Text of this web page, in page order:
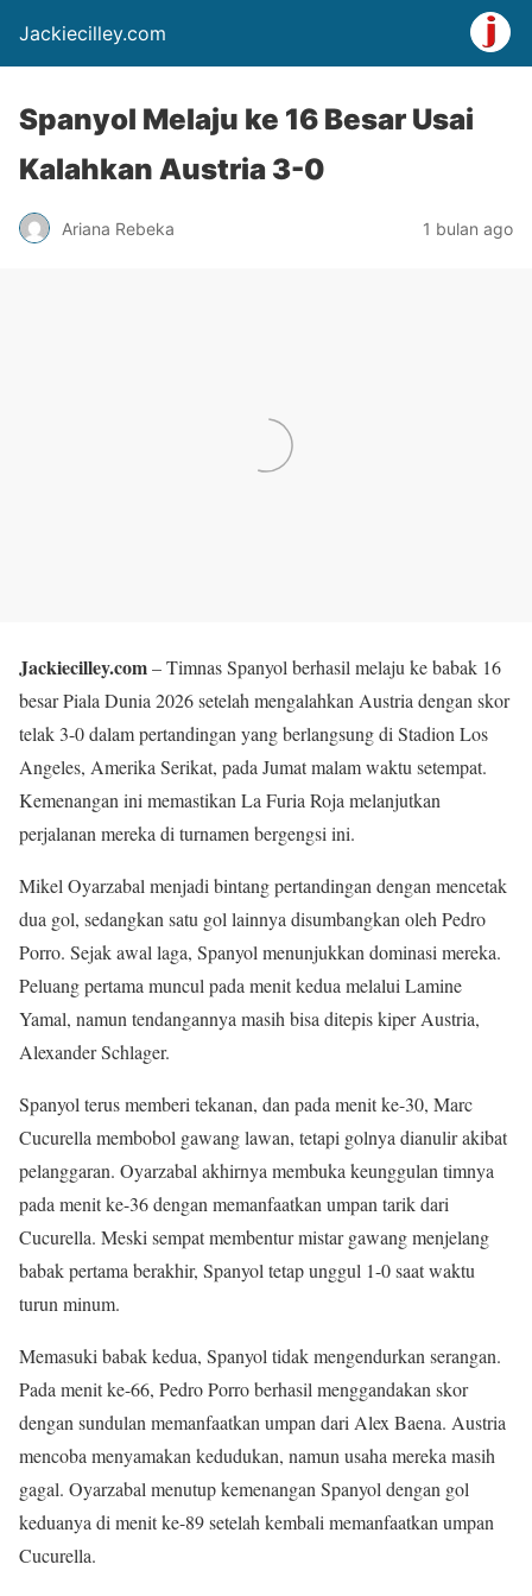
Jackiecilley.com
Spanyol Melaju ke 16 Besar Usai
Kalahkan Austria 3-0
Ariana Rebeka 1 bulan ago
Jackiecilley.com– Timnas Spanyol berhasil melaju ke babak 16
besar Piala Dunia 2026 setelah mengalahkan Austria dengan skor
telak 3-0 dalam pertandingan yang berlangsung di Stadion Los
Angeles, Amerika Serikat, pada Jumat malam waktu setempat.
Kemenangan ini memastikan La Furia Roja melanjutkan
perjalanan mereka di turnamen bergengsi ini.
Mikel Oyarzabal menjadi bintang pertandingan dengan mencetak
dua gol, sedangkan satu gol lainnya disumbangkan oleh Pedro
Porro. Sejak awal laga, Spanyol menunjukkan dominasi mereka.
Peluang pertama muncul pada menit kedua melalui Lamine
Yamal, namun tendangannya masih bisa ditepis kiper Austria,
Alexander Schlager.
Spanyol terus memberi tekanan, dan pada menit ke-30, Marc
Cucurella membobol gawang lawan, tetapi golnya dianulir akibat
pelanggaran. Oyarzabal akhirnya membuka keunggulan timnya
pada menit ke-36 dengan memanfaatkan umpan tarik dari
Cucurella. Meski sempat membentur mistar gawang menjelang
babak pertama berakhir, Spanyol tetap unggul 1-0 saat waktu
turun minum.
Memasuki babak kedua, Spanyol tidak mengendurkan serangan.
Pada menit ke-66, Pedro Porro berhasil menggandakan skor
dengan sundulan memanfaatkan umpan dari Alex Baena. Austria
mencoba menyamakan kedudukan, namun usaha mereka masih
gagal. Oyarzabal menutup kemenangan Spanyol dengan gol
keduanya di menit ke-89 setelah kembali memanfaatkan umpan
Cucurella.